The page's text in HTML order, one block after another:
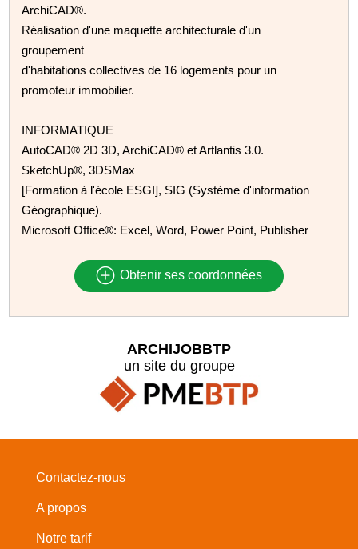
ArchiCAD®.
Réalisation d'une maquette architecturale d'un
groupement
d'habitations collectives de 16 logements pour un
promoteur immobilier.
INFORMATIQUE
AutoCAD® 2D 3D, ArchiCAD® et Artlantis 3.0.
SketchUp®, 3DSMax
[Formation à l'école ESGI], SIG (Système d'information
Géographique).
Microsoft Office®: Excel, Word, Power Point, Publisher
Obtenir ses coordonnées
ARCHIJOBBTP
un site du groupe
Contactez-nous
A propos
Notre tarif